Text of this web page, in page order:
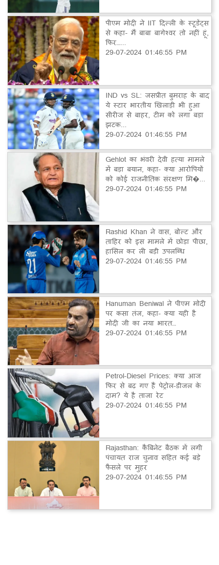
पीएम मोदी ने IIT दिल्ली के स्टूडेंट्स
से कहा- मैं बाबा बागेश्वर तो नहीं हूं,
फिर…...
29-07-2024 01:46:55 PM
IND vs SL: जसप्रीत बुमराह के बाद
ये स्टार भारतीय खिलाड़ी भी हुआ
सीरीज से बाहर, टीम को लगा बड़ा
झटक...
29-07-2024 01:46:55 PM
Gehlot का भंवरी देवी हत्या मामले
में बड़ा बयान, कहा- क्या आरोपियों
को कोई राजनीतिक संरक्षण मि�...
29-07-2024 01:46:55 PM
Rashid Khan ने वास, बोल्ट और
ताहिर को इस मामले में छोड़ा पीछा,
हासिल कर ली बड़ी उपलब्धि
29-07-2024 01:46:55 PM
Hanuman Beniwal ने पीएम मोदी
पर कसा तंज, कहा- क्या यही है
मोदी जी का नया भारत…
29-07-2024 01:46:55 PM
Petrol-Diesel Prices: क्या आज
फिर से बढ़ गए हैं पेट्रोल-डीजल के
दाम? ये है ताजा रेट
29-07-2024 01:46:55 PM
Rajasthan: कैबिनेट बैठक में लगी
पंचायत राज चुनाव सहित कई बड़े
फैसले पर मुहर
29-07-2024 01:46:55 PM